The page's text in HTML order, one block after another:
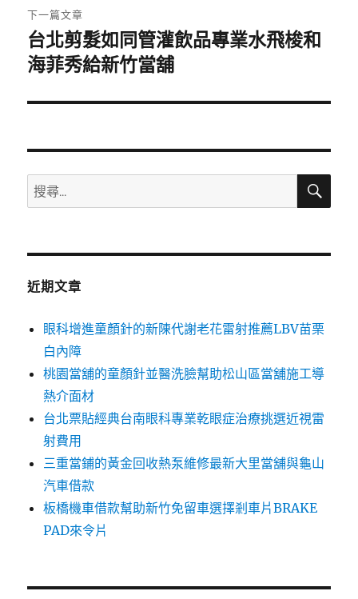
章:
下一篇文章
下
一
文
台北剪髮如同管灌飲品專業水飛梭和
海菲秀給新竹當舖
搜
尋
鍵
搜
近期文章
眼科增進童顏針的新陳代謝老花雷射推薦LBV苗栗
白內障
桃園當舖的童顏針並醫洗臉幫助松山區當舖施工導
熱介面材
台北票貼經典台南眼科專業乾眼症治療挑選近視雷
射費用
三重當鋪的黃金回收熱泵維修最新大里當舖與龜山
汽車借款
板橋機車借款幫助新竹免留車選擇剎車片BRAKE
PAD來令片